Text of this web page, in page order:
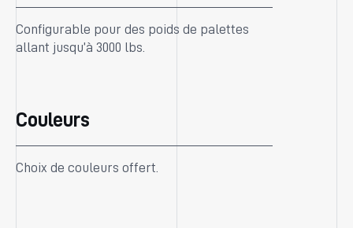
Configurable pour des poids de palettes
allant jusqu’à 3000 lbs.
Couleurs
Choix de couleurs offert.